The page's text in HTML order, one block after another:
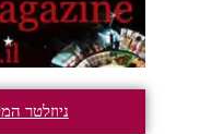
ניוזלטר